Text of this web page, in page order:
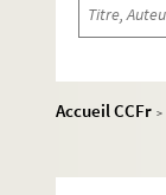
Accueil CCFr >